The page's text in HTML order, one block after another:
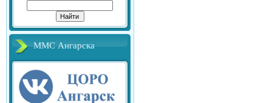
ММС Ангарска